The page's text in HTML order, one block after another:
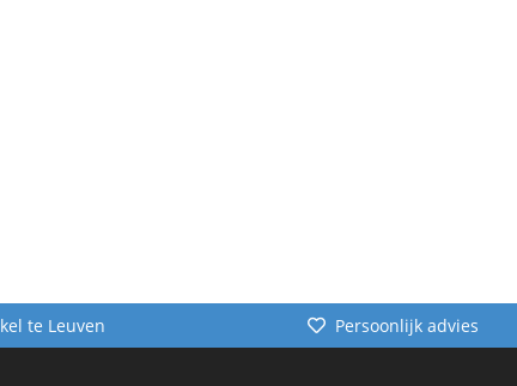
te Leuven Persoonlijk advies